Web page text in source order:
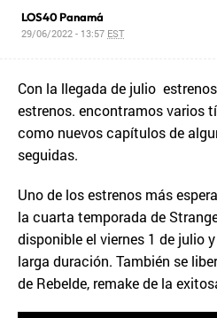
LOS40 Panamá
29/06/2022 - 13:57 EST
Con la llegada de julio
estrenos. encontramos varios
como nuevos capítulos de
seguidas.
Uno de los estrenos más
la cuarta temporada de
disponible el viernes 1 de julio
larga duración. También se
de Rebelde, remake de la